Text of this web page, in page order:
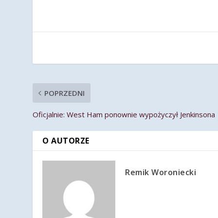
POPRZEDNI
Oficjalnie: West Ham ponownie wypożyczył Jenkinsona
O AUTORZE
Remik Woroniecki